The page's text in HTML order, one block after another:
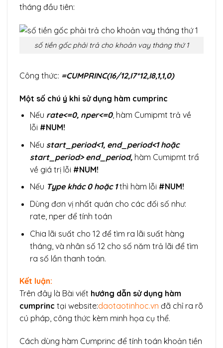
tháng đầu tiên:
số tiền gốc phải trả cho khoản vay tháng thứ 1
Công thức: =CUMPRINC(I6/12,I7*12,I8,1,1,0)
Một số chú ý khi sử dụng hàm cumprinc
Nếu rate<=0, nper<=0, hàm Cumipmt trả về
lỗi #NUM!
Nếu start_period<1, end_period<1 hoặc
start_period> end_period,hàm Cumipmt trẩ
về giá trị lỗi #NUM!
Nếu Type khác 0 hoặc 1thì hàm lỗi #NUM!
Dùng đơn vị nhất quán cho các đối số như:
rate, nper để tính toán
Chia lãi suất cho 12 để tìm ra lãi suất hàng
tháng, và nhân số 12 cho số năm trả lãi để tìm
ra số lần thanh toán.
Kết luận:
Trên đây là Bài viết hướng dẫn sử dụng hàm
cumprinc tại website:daotaotinhoc.vn đã chỉ ra rõ
cú pháp, công thức kèm minh họa cụ thể.
Cách dùng hàm Cumprinc để tính toán khoản tiền